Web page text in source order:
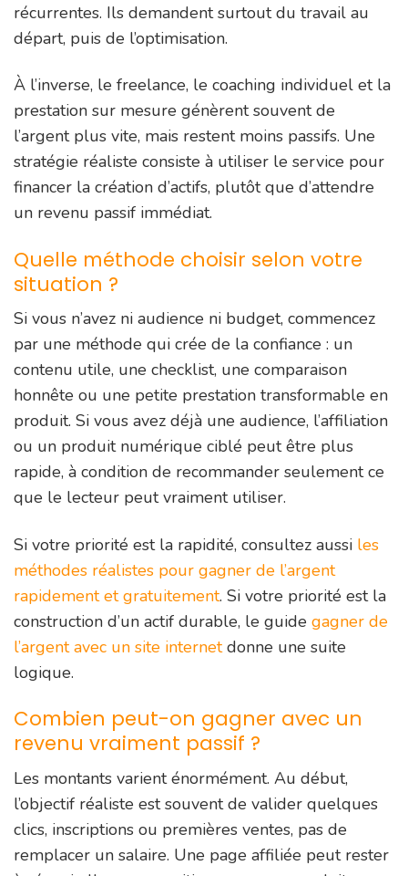
récurrentes. Ils demandent surtout du travail au
départ, puis de l’optimisation.
À l’inverse, le freelance, le coaching individuel et la
prestation sur mesure génèrent souvent de
l’argent plus vite, mais restent moins passifs. Une
stratégie réaliste consiste à utiliser le service pour
financer la création d’actifs, plutôt que d’attendre
un revenu passif immédiat.
Quelle méthode choisir selon votre
situation ?
Si vous n’avez ni audience ni budget, commencez
par une méthode qui crée de la confiance : un
contenu utile, une checklist, une comparaison
honnête ou une petite prestation transformable en
produit. Si vous avez déjà une audience, l’affiliation
ou un produit numérique ciblé peut être plus
rapide, à condition de recommander seulement ce
que le lecteur peut vraiment utiliser.
Si votre priorité est la rapidité, consultez aussi les
méthodes réalistes pour gagner de l’argent
rapidement et gratuitement. Si votre priorité est la
construction d’un actif durable, le guide gagner de
l’argent avec un site internetdonne une suite
logique.
Combien peut-on gagner avec un
revenu vraiment passif ?
Les montants varient énormément. Au début,
l’objectif réaliste est souvent de valider quelques
clics, inscriptions ou premières ventes, pas de
remplacer un salaire. Une page affiliée peut rester